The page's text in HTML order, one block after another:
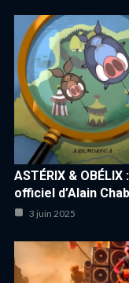
ASTÉRIX &
officiel d’Alain
3 juin 2025